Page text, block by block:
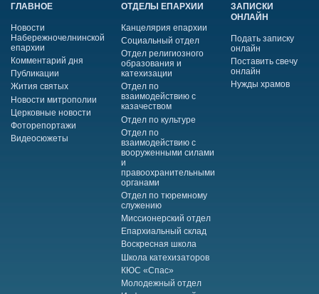
ГЛАВНОЕ
Новости
Набережночелнинской
епархии
Комментарий дня
Публикации
Жития святых
Новости митрополии
Церковные новости
Фоторепортажи
Видеосюжеты
ОТДЕЛЫ ЕПАРХИИ
Канцелярия епархии
Социальный отдел
Отдел религиозного
образования и
катехизации
Отдел по
взаимодействию с
казачеством
Отдел по культуре
Отдел по
взаимодействию с
вооруженными силами
и
правоохранительными
органами
Отдел по тюремному
служению
Миссионерский отдел
Епархиальный склад
Воскресная школа
Школа катехизаторов
КЮС «Спас»
Молодежный отдел
ЗАПИСКИ
ОНЛАЙН
Подать записку
онлайн
Поставить свечу
онлайн
Нужды храмов